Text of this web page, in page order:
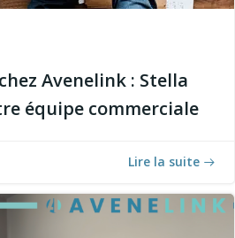
Avenelink : Stella
équipe commerciale
Lire la suite